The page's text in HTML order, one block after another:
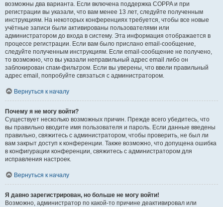
возможны два варианта. Если включена поддержка COPPA и при
регистрации вы указали, что вам менее 13 лет, следуйте полученным
инструкциям. На некоторых конференциях требуется, чтобы все новые
учётные записи были активированы пользователями или
администратором до входа в систему. Эта информация отображается в
процессе регистрации. Если вам было прислано email-сообщение,
следуйте полученным инструкциям. Если email-сообщение не получено,
то возможно, что вы указали неправильный адрес email либо он
заблокирован спам-фильтром. Если вы уверены, что ввели правильный
адрес email, попробуйте связаться с администратором.
Вернуться к началу
Почему я не могу войти?
Существует несколько возможных причин. Прежде всего убедитесь, что
вы правильно вводите имя пользователя и пароль. Если данные введены
правильно, свяжитесь с администратором, чтобы проверить, не был ли
вам закрыт доступ к конференции. Также возможно, что допущена ошибка
в конфигурации конференции, свяжитесь с администратором для
исправления настроек.
Вернуться к началу
Я давно зарегистрирован, но больше не могу войти!
Возможно, администратор по какой-то причине деактивировал или